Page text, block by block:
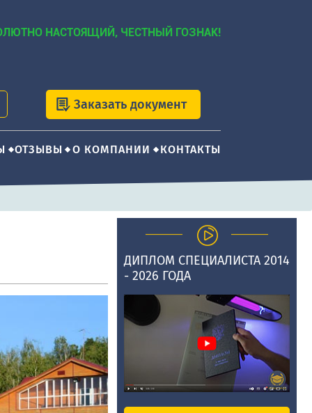
НАСТОЯЩИЙ, ЧЕСТНЫЙ ГОЗНАК!
Заказать документ
ОТЗЫВЫ О КОМПАНИИ КОНТАКТЫ
ДИПЛОМ СПЕЦИАЛИСТА 2014
- 2026 ГОДА